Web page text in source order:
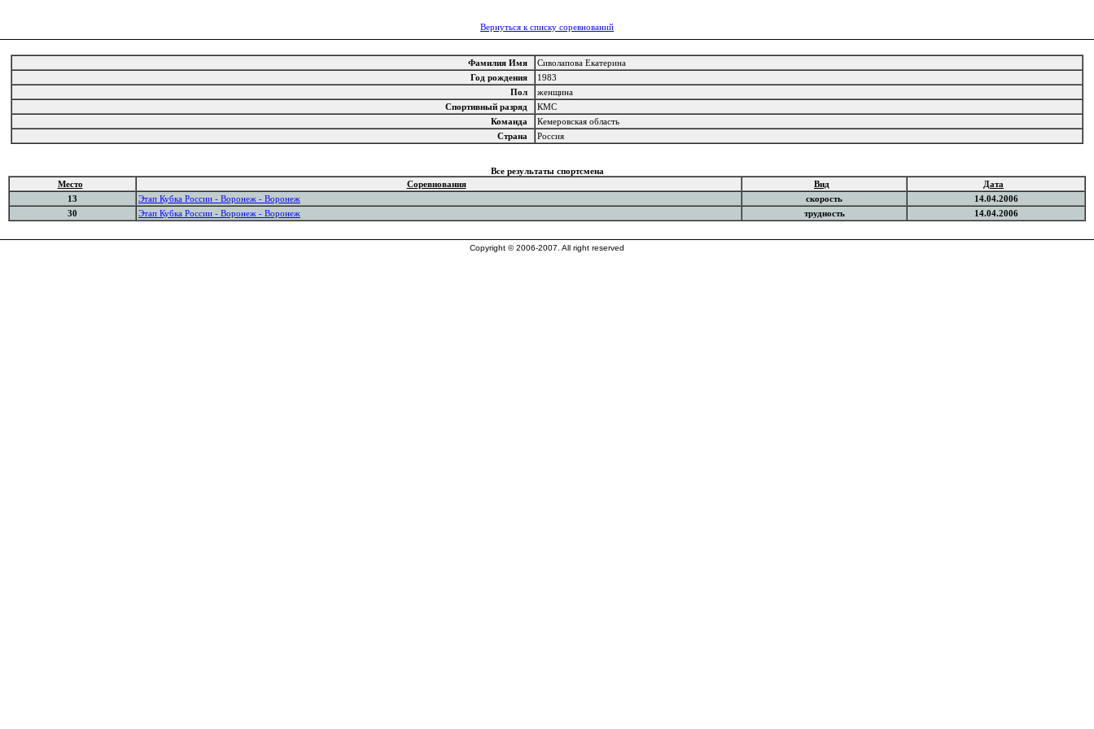
Вернуться к списку соревнований
Фамилия Имя
Сиволапова Екатерина
Год рождения
1983
Пол
женщина
Спортивный разряд
КМС
Команда
Кемеровская область
Страна
Россия
Все результаты спортсмена
Место
Соревнования Вид
Дата
13
Этап Кубка России - Воронеж - Воронеж скорость
14.04.2006
30
Этап Кубка России - Воронеж - Воронеж трудность 14.04.2006
Copyright © 2006-2007. All right reserved